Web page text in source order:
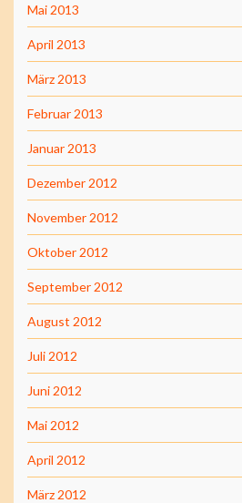
Mai 2013
April 2013
März 2013
Februar 2013
Januar 2013
Dezember 2012
November 2012
Oktober 2012
September 2012
August 2012
Juli 2012
Juni 2012
Mai 2012
April 2012
März 2012